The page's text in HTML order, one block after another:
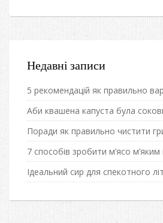
Недавні записи
5 рекомендацій як правильно
Аби квашена капуста була
Поради як правильно чистити
7 способів зробити м’ясо
Ідеальний сир для спекотного